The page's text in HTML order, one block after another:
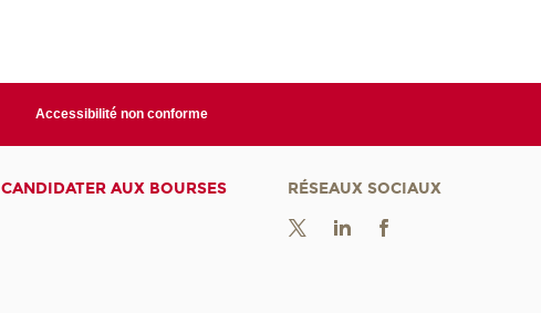
Accessibilité non conforme
CANDIDATER AUX BOURSES RÉSEAUX SOCIAUX